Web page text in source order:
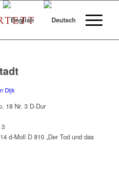
Dijk
18 Nr. 3 D-Dur
d-Moll D 810 „Der Tod und das